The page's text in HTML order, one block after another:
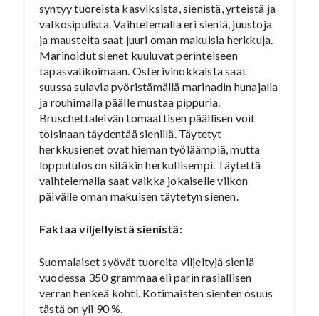
syntyy tuoreista kasviksista, sienistä, yrteistä ja
valkosipulista. Vaihtelemalla eri sieniä, juustoja
ja mausteita saat juuri oman makuisia herkkuja.
Marinoidut sienet kuuluvat perinteiseen
tapasvalikoimaan. Osterivinokkaista saat
suussa sulavia pyöristämällä marinadin hunajalla
ja rouhimalla päälle mustaa pippuria.
Bruschettaleivän tomaattisen päällisen voit
toisinaan täydentää sienillä. Täytetyt
herkkusienet ovat hieman työläämpiä, mutta
lopputulos on sitäkin herkullisempi. Täytettä
vaihtelemalla saat vaikka jokaiselle viikon
päivälle oman makuisen täytetyn sienen.
Faktaa viljellyistä sienistä:
Suomalaiset syövät tuoreita viljeltyjä sieniä
vuodessa 350 grammaa eli parin rasiallisen
verran henkeä kohti. Kotimaisten sienten osuus
tästä on yli 90 %.